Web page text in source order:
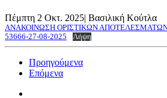
Πέμπτη 2 Οκτ. 2025| Βασιλική Κούτλα
ΑΝΑΚΟΙΝΩΣΗ ΟΡΙΣΤΙΚΩΝ
53666-27-08-2025
Λήψη
Προηγούμενα
Επόμενα